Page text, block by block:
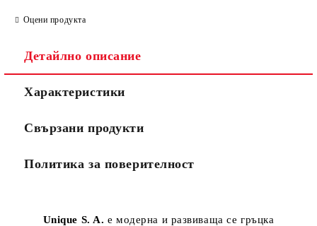
Оцени продукта
Детайлно описание
Характеристики
Свързани продукти
Политика за поверителност
Unique S. A. е модерна и развиваща се гръцка